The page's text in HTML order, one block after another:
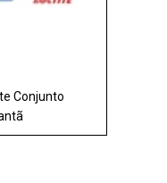
Conjunto